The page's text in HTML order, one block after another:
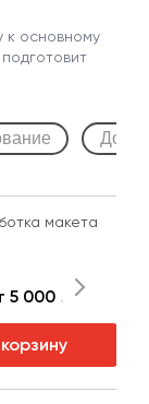
к основному
макета
5 000 ₽